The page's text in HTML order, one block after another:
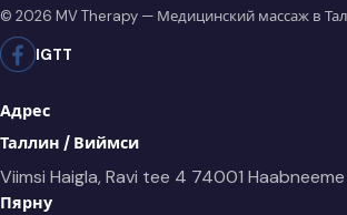
© 2026 MV Therapy — Медицинский массаж в
IGTT
Адрес
Таллин / Виймси
Viimsi Haigla, Ravi tee 4 74001 Haabneeme
Пярну